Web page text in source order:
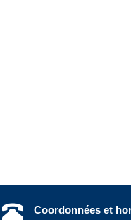
Coordonnées et